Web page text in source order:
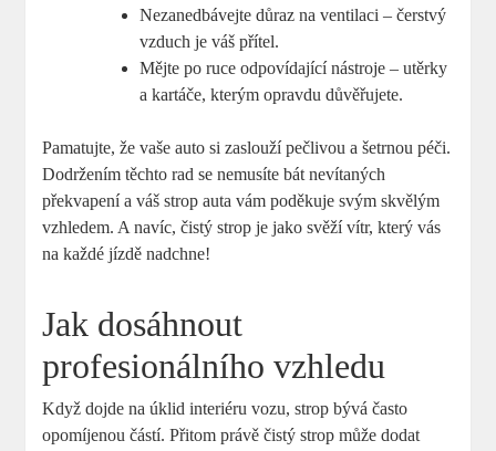
Nezanedbávejte důraz na ventilaci – čerstvý
vzduch je váš přítel.
Mějte po ruce odpovídající nástroje – utěrky
a kartáče, kterým opravdu důvěřujete.
Pamatujte, že vaše auto si zaslouží pečlivou a šetrnou péči.
Dodržením těchto rad se nemusíte bát nevítaných
překvapení a váš strop auta vám poděkuje svým skvělým
vzhledem. A navíc, čistý strop je jako svěží vítr, který vás
na každé jízdě nadchne!
Jak dosáhnout
profesionálního vzhledu
Když dojde na úklid interiéru vozu, strop bývá často
opomíjenou částí. Přitom právě čistý strop může dodat